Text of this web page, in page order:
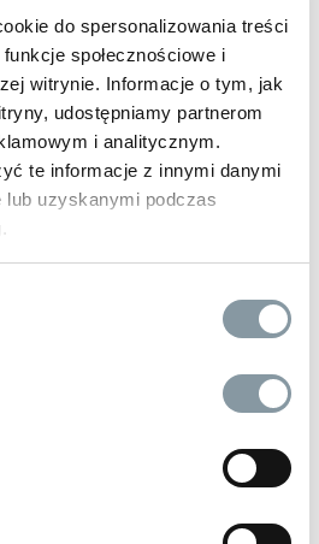
do spersonalizowania treści
społecznościowe i
witrynie. Informacje o tym, jak
udostępniamy partnerom
i analitycznym.
te informacje z innymi danymi
uzyskanymi podczas
chemicznej, przeznaczony do
stosowanych m.in.
lakierniach, na stacjach
pompy zapewnia dłuższą
skalę do rozcieńczeń.
więcej »